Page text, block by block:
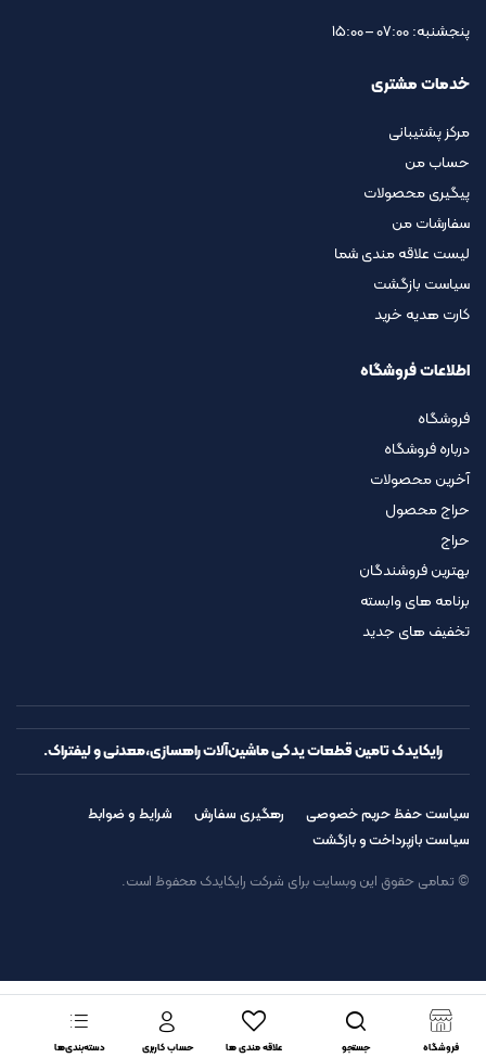
پنجشنبه: 07:00 – 15:00
خدمات مشتری
مرکز پشتیبانی
حساب من
پیگیری محصولات
سفارشات من
لیست علاقه مندی شما
سیاست بازگشت
کارت هدیه خرید
اطلاعات فروشگاه
فروشگاه
درباره فروشگاه
آخرین محصولات
حراج محصول
حراج
بهترین فروشندگان
برنامه های وابسته
تخفیف های جدید
رایکایدک تامین قطعات یدکی ماشین‌آلات راهسازی،معدنی و لیفتراک.
سیاست حفظ حریم خصوصی رهگیری سفارش
شرایط و ضوابط
سیاست بازپرداخت و بازگشت
© تمامی حقوق این وبسایت برای شرکت رایکایدک محفوظ است.
فروشگاه جستجو علاقه مندی ها حساب کاربری دسته‌بندی‌ها